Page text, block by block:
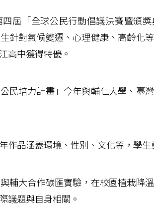
屆「全球公民行動倡議決賽暨頒
針對氣候變遷、心理健康、高齡化
高中獲得特優。
民培力計畫」今年與輔仁大學、臺
作品涵蓋環境、性別、文化等，學生
輔大合作碳匯實驗，在校園植栽降
議題與自身相關。